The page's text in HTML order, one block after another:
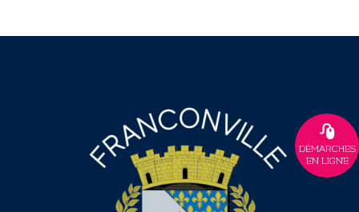
DÉMARCHES
EN LIGNE